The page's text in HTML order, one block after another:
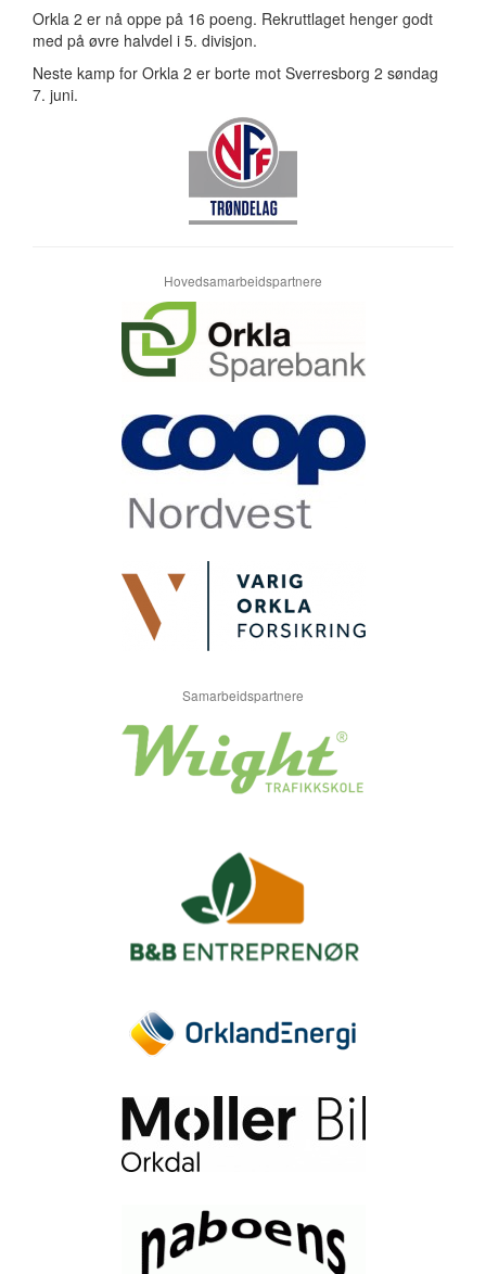
Orkla 2 er nå oppe på 16 poeng. Rekruttlaget henger godt
med på øvre halvdel i 5. divisjon.
Neste kamp for Orkla 2 er borte mot Sverresborg 2 søndag
7. juni.
Hovedsamarbeidspartnere
Samarbeidspartnere